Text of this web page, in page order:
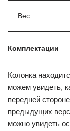
Вес
Комплектации
Колонка
можем увидеть,
передней
предыдущих
можно увидеть